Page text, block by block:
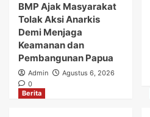
BMP Ajak Masyarakat
Tolak Aksi Anarkis
Demi Menjaga
Keamanan dan
Pembangunan Papua
Admin
Agustus 6, 2026
0
Berita